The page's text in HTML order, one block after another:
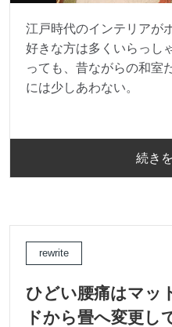
江戸時代のインテリアが
好きな方は多くいらっし
っても、昔ながらの和室
には少しあわない。
続き
rewrite
ひどい腰痛はマッ
ドから畳へ変更し